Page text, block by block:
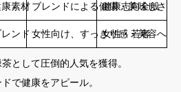
素材ブレンドによる健康・美味しさ
健康志向全般
ンド 女性向け、すっきり感・美容への
女性・若者
として圧倒的人気を獲得。
で健康をアピール。